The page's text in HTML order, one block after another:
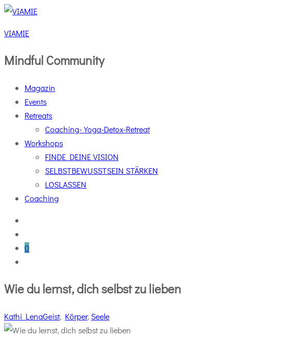
VIAMIE
Mindful Community
Magazin
Events
Retreats
Coaching-Yoga-Detox-Retreat
Workshops
FINDE DEINE VISION
SELBSTBEWUSSTSEIN STÄRKEN
LOSLASSEN
Coaching
0
Wie du lernst, dich selbst zu lieben
Kathi LenaGeist, Körper, Seele